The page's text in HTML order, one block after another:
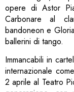
opere di Astor
Carbonare al
bandoneon e
ballerini di tango.
Immancabili in
internazionale
2 aprile al Teatro